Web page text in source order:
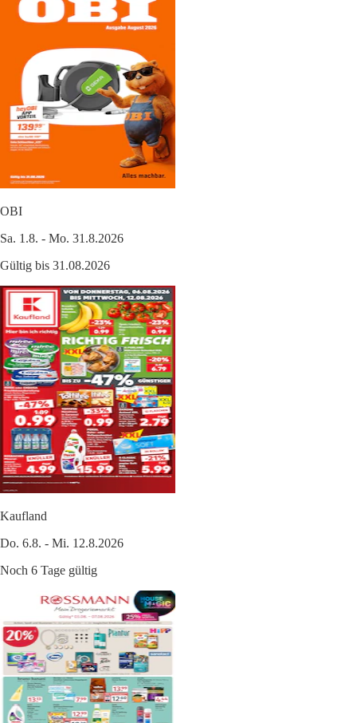
OBI
Sa. 1.8. - Mo. 31.8.2026
Gültig bis 31.08.2026
Kaufland
Do. 6.8. - Mi. 12.8.2026
Noch 6 Tage gültig